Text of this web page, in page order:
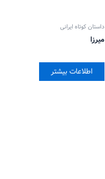
داستان کوتاه ایرانی
میرزا
اطلاعات بیشتر